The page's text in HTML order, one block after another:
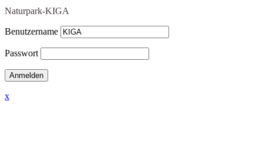
Naturpark-KIGA
Benutzername
Passwort
x